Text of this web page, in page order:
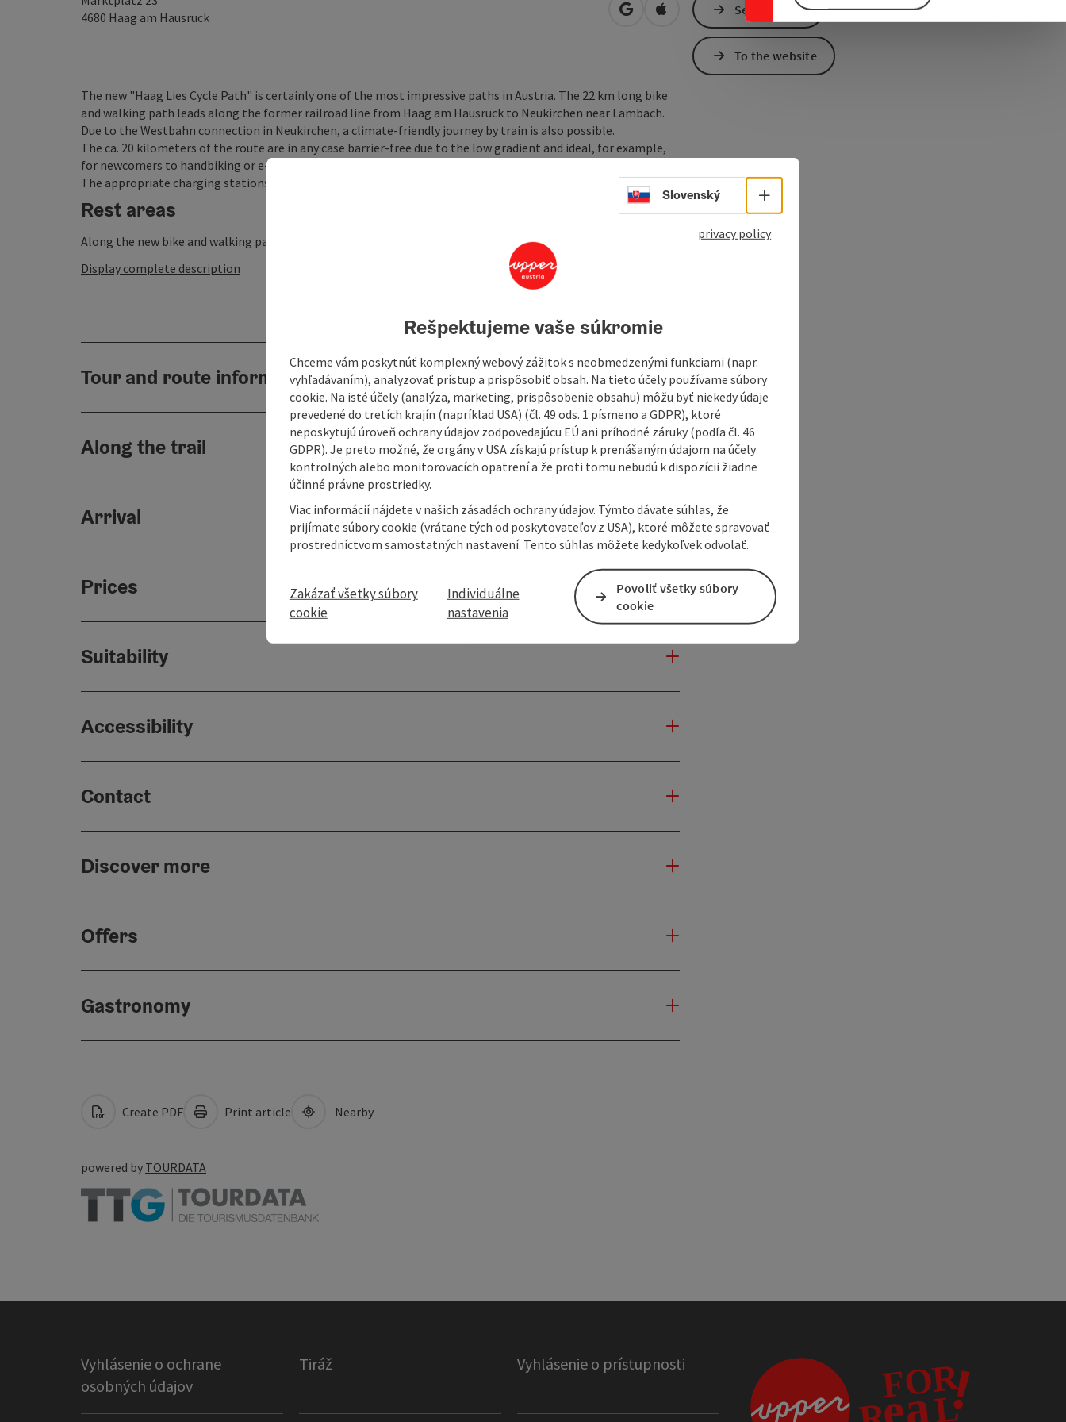
4680 Haag am Hausruck open in Google Maps
Open in Apple Maps
The new "Haag Lies Cycle Path" is certainly one of the most impressive paths in Austria. The 22 km long bike
and walking path leads along the former railroad line from Haag am Hausruck to Neukirchen near Lambach.
Due to the Westbahn connection in Neukirchen, a climate-friendly journey by train is also possible.
The ca. 20 kilometers of the route are in any case barrier-free due to the low gradient and ideal, for example,
for newcomers to handbiking or e-biking.
The appropriate charging stations are provided!
Rest areas
Along the new bike and walking path "Haager Lies reloaded", several extraordinary resting places ...
Display complete description
Tour and route information
Along the trail
Arrival
Prices
Suitability
Accessibility
Contact
Discover more
Offers
Gastronomy
Send inquiry
To the website
Create PDF Print article Nearby
powered by TOURDATA
Vyhlásenie o ochrane
osobných údajov
Tiráž Vyhlásenie o prístupnosti
Select language - Open menu
Slovenský
privacy policy
Rešpektujeme vaše súkromie
Chceme vám poskytnúť komplexný webový zážitok s neobmedzenými funkciami (napr.
vyhľadávaním), analyzovať prístup a prispôsobiť obsah. Na tieto účely používame súbory
cookie. Na isté účely (analýza, marketing, prispôsobenie obsahu) môžu byť niekedy údaje
prevedené do tretích krajín (napríklad USA) (čl. 49 ods. 1 písmeno a GDPR), ktoré
neposkytujú úroveň ochrany údajov zodpovedajúcu EÚ ani príhodné záruky (podľa čl. 46
GDPR). Je preto možné, že orgány v USA získajú prístup k prenášaným údajom na účely
kontrolných alebo monitorovacích opatrení a že proti tomu nebudú k dispozícii žiadne
účinné právne prostriedky.
Viac informácií nájdete v našich zásadách ochrany údajov. Týmto dávate súhlas, že
prijímate súbory cookie (vrátane tých od poskytovateľov z USA), ktoré môžete spravovať
prostredníctvom samostatných nastavení. Tento súhlas môžete kedykoľvek odvolať.
Zakázať všetky súbory
cookie
Individuálne
nastavenia
Povoliť všetky súbory
cookie